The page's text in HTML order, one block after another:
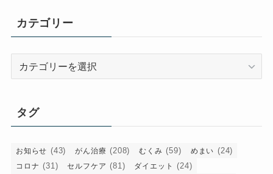
ブ
カテゴリー
ー
タグ
お知らせ (43) がん治療 (208) むくみ (59) めまい (24)
コロナ (31) セルフケア (81) ダイエット (24)